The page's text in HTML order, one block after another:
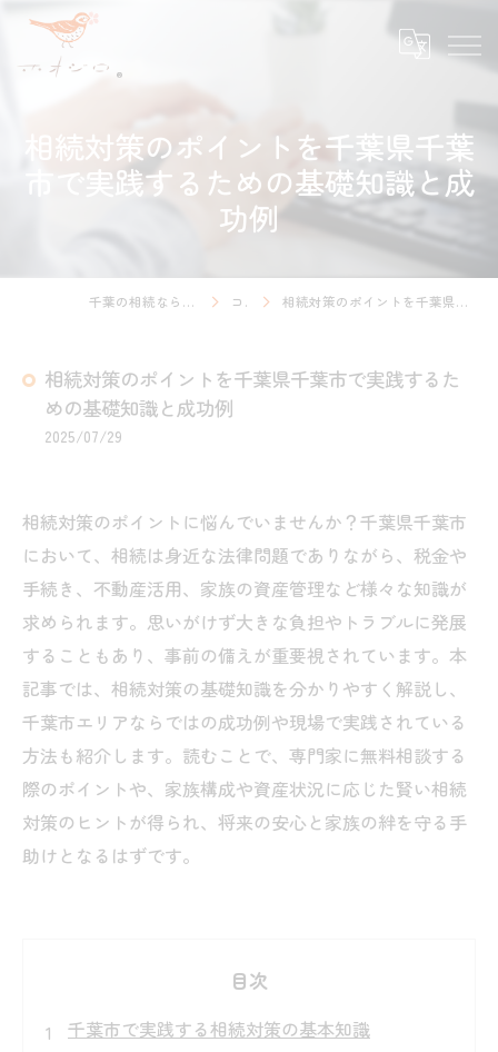
相続対策のポイントを千葉県千葉
市で実践するための基礎知識と成
功例
千葉の相続ならホオジロ行政書士事務所 コラム 相続対策のポイントを千葉県千葉市で実践するための基礎知識と成功例
相続対策のポイントを千葉県千葉市で実践するた
めの基礎知識と成功例
2025/07/29
相続対策のポイントに悩んでいませんか？千葉県千葉市
において、相続は身近な法律問題でありながら、税金や
手続き、不動産活用、家族の資産管理など様々な知識が
求められます。思いがけず大きな負担やトラブルに発展
することもあり、事前の備えが重要視されています。本
記事では、相続対策の基礎知識を分かりやすく解説し、
千葉市エリアならではの成功例や現場で実践されている
方法も紹介します。読むことで、専門家に無料相談する
際のポイントや、家族構成や資産状況に応じた賢い相続
対策のヒントが得られ、将来の安心と家族の絆を守る手
助けとなるはずです。
目次
千葉市で実践する相続対策の基本知識